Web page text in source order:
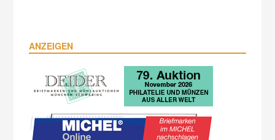
ANZEIGEN